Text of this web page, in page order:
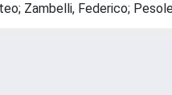
Zambelli, Federico;